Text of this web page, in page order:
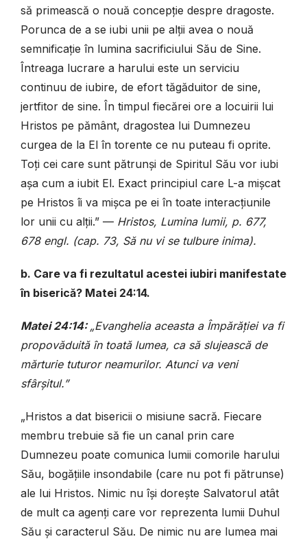
să primească o nouă concepție despre dragoste.
Porunca de a se iubi unii pe alții avea o nouă
semnificație în lumina sacrificiului Său de Sine.
Întreaga lucrare a harului este un serviciu
continuu de iubire, de efort tăgăduitor de sine,
jertfitor de sine. În timpul fiecărei ore a locuirii lui
Hristos pe pământ, dragostea lui Dumnezeu
curgea de la El în torente ce nu puteau fi oprite.
Toți cei care sunt pătrunși de Spiritul Său vor iubi
așa cum a iubit El. Exact principiul care L-a mișcat
pe Hristos îi va mișca pe ei în toate interacțiunile
lor unii cu alții.” — Hristos, Lumina lumii, p. 677,
678 engl. (cap. 73, Să nu vi se tulbure inima).
b. Care va fi rezultatul acestei iubiri manifestate
în biserică? Matei 24:14.
Matei 24:14: „Evanghelia aceasta a Împărăției va fi
propovăduită în toată lumea, ca să slujească de
mărturie tuturor neamurilor. Atunci va veni
sfârșitul.”
„Hristos a dat bisericii o misiune sacră. Fiecare
membru trebuie să fie un canal prin care
Dumnezeu poate comunica lumii comorile harului
Său, bogățiile insondabile (care nu pot fi pătrunse)
ale lui Hristos. Nimic nu își dorește Salvatorul atât
de mult ca agenți care vor reprezenta lumii Duhul
Său și caracterul Său. De nimic nu are lumea mai